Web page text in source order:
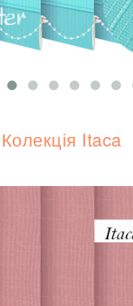
Колекція Itaca